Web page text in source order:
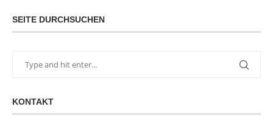
SEITE DURCHSUCHEN
KONTAKT